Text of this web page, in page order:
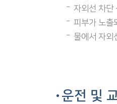
자외선 차단
피부가 노출
물에서 자외
운전 및